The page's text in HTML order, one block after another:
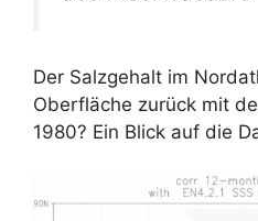
Der Salzgehalt im
Oberfläche zurück mit
1980? Ein Blick auf die